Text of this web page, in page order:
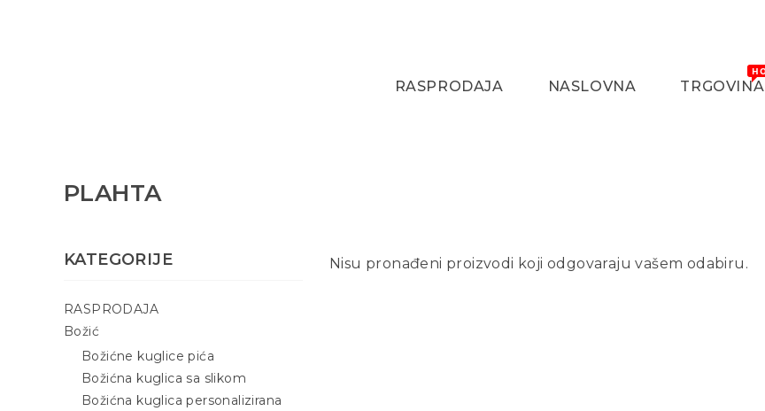
RASPRODAJA NASLOVNA TRGOVINA
PLAHTA
Nisu pronađeni proizvodi koji odgovaraju vašem odabiru.
KATEGORIJE
RASPRODAJA
Božić
Božićne kuglice pića
Božićna kuglica sa slikom
Božićna kuglica personalizirana